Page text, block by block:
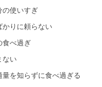
の使いすぎ
かりに頼らない
食べ過ぎ
ない
量を知らずに食べ過ぎる